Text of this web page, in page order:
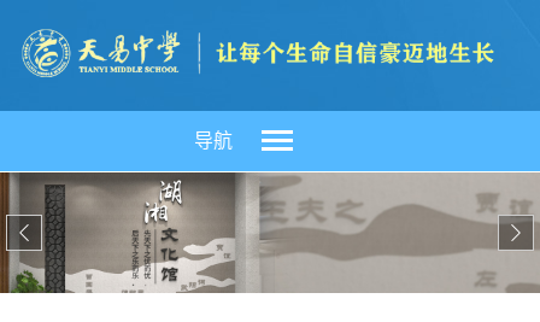
导航
 